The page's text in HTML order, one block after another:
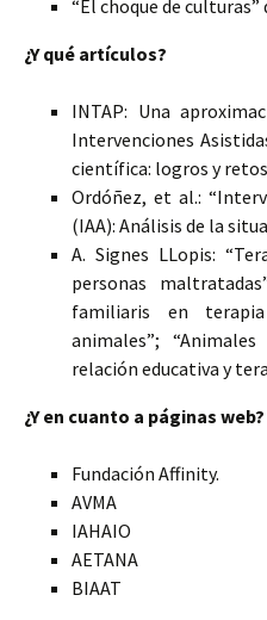
“El choque de culturas”
¿Y qué artículos?
INTAP: Una
Intervenciones
científica: logros y
Ordóñez, et al.:
(IAA): Análisis de la
A. Signes LLopis:
personas
familiaris en
animales”;
relación educativa y
¿Y en cuanto a páginas web?
Fundación Affinity.
AVMA
IAHAIO
AETANA
BIAAT